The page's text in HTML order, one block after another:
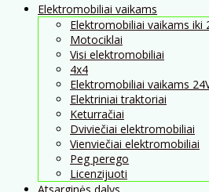
Elektromobiliai vaikams
Elektromobiliai vaikams iki
Motociklai
Visi elektromobiliai
4x4
Elektromobiliai vaikams
Elektriniai traktoriai
Keturračiai
Dviviečiai elektromobiliai
Vienviečiai elektromobiliai
Peg perego
Licenzijuoti
Atsarginės dalys